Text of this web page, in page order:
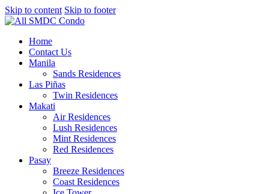
Skip to content Skip to footer
Home
Contact Us
Manila
Sands Residences
Las Piñas
Twin Residences
Makati
Air Residences
Lush Residences
Mint Residences
Red Residences
Pasay
Breeze Residences
Coast Residences